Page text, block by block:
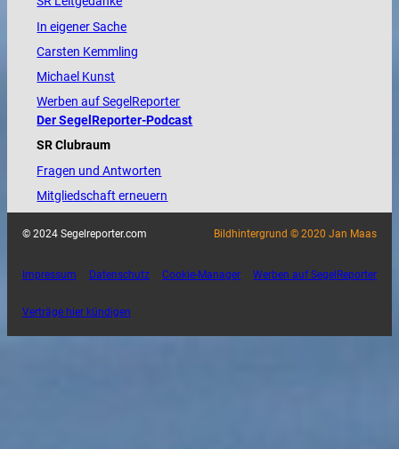
In eigener Sache
Carsten Kemmling
Michael Kunst
Werben auf SegelReporter
Der SegelReporter-Podcast
SR Clubraum
Fragen und Antworten
Mitgliedschaft erneuern
© 2024 Segelreporter.com Bildhintergrund © 2020 Jan Maas
Impressum Datenschutz Cookie-Manager Werben auf SegelReporter
Verträge hier kündigen